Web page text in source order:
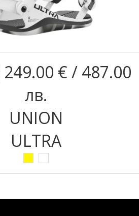
249.00 € / 487.00
лв.
UNION
ULTRA